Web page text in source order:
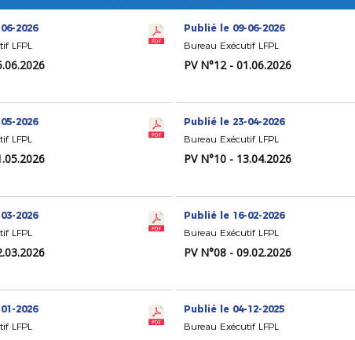
2026
LFPL
Publié le 09-06-2026
Bureau Exécutif LFPL
PV N°12 - 01.06.2026
2026
LFPL
Publié le 23-04-2026
Bureau Exécutif LFPL
PV N°10 - 13.04.2026
2026
LFPL
Publié le 16-02-2026
Bureau Exécutif LFPL
PV N°08 - 09.02.2026
2026
LFPL
Publié le 04-12-2025
Bureau Exécutif LFPL